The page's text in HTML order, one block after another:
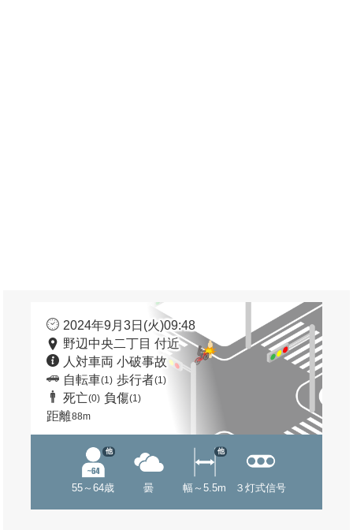
2024年9月3日(火)09:48
野辺中央二丁目 付近
人対車両 小破事故
自転車(1) 歩行者(1)
死亡(0) 負傷(1)
距離88m
55～64歳
他
曇 幅～5.5m
他
３灯式信号